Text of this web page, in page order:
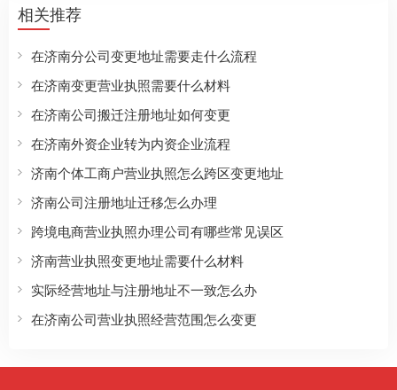
相关推荐
在济南分公司变更地址需要走什么流程
在济南变更营业执照需要什么材料
在济南公司搬迁注册地址如何变更
在济南外资企业转为内资企业流程
济南个体工商户营业执照怎么跨区变更地址
济南公司注册地址迁移怎么办理
跨境电商营业执照办理公司有哪些常见误区
济南营业执照变更地址需要什么材料
实际经营地址与注册地址不一致怎么办
在济南公司营业执照经营范围怎么变更